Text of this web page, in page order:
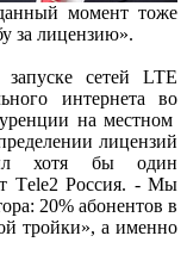
момент тоже
за лицензию».
сетей LTE
интернета во
на местном
лицензий
хотя бы один
Тele2 Россия. - Мы
20% абонентов в
тройки», а именно